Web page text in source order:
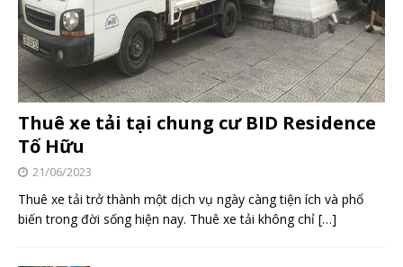
Thuê xe tải tại chung cư BID Residence
Tố Hữu
21/06/2023
Thuê xe tải trở thành một dịch vụ ngày càng tiện ích và phổ
biến trong đời sống hiện nay. Thuê xe tải không chỉ […]